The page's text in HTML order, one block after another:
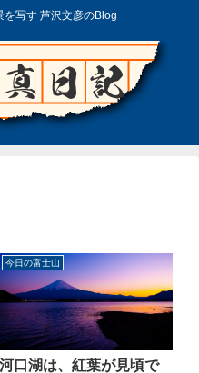
写す 芦沢文彦のBlog
今日の富士山
河口湖は、紅葉が見頃で